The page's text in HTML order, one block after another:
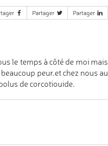
Partager Partager
le temps à côté de moi mais
peur.et chez nous au
de corcotiouide.